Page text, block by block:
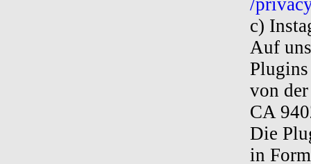
/
c)
Auf
von
CA
Die
in